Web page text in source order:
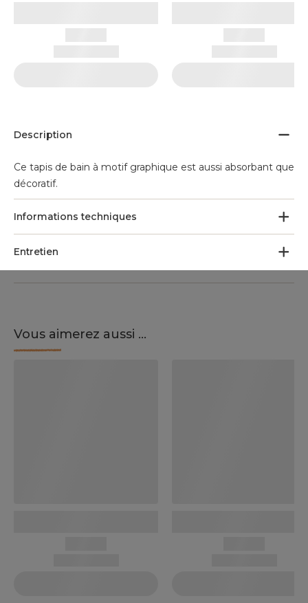
Description
Ce tapis de bain à motif graphique est aussi absorbant que
décoratif.
Informations techniques
Entretien
Vous aimerez aussi ...